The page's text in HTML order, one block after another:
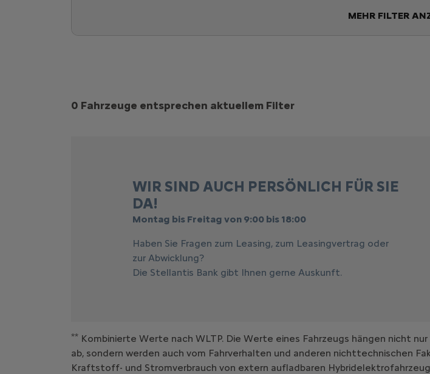
MEHR FILTER
Suchergebnisse
0 Fahrzeuge entsprechen aktuellem Filter
WIR SIND AUCH PERSÖNLICH FÜR SIE
DA!
Montag bis Freitag von 9:00 bis 18:00
Haben Sie Fragen zum Leasing, zum Leasingvertrag oder
zur Abwicklung?
Die Stellantis Bank gibt Ihnen gerne Auskunft.
** Kombinierte Werte nach WLTP. Die Werte eines Fahrzeugs hängen nicht
ab, sondern werden auch vom Fahrverhalten und anderen nichttechnischen
Kraftstoff- und Stromverbrauch von extern aufladbaren